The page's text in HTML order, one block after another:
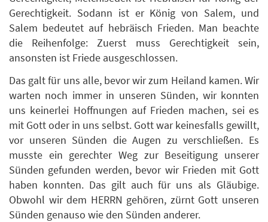
Gerechtigkeit. Sodann ist er König von Salem, und
Salem bedeutet auf hebräisch Frieden. Man beachte
die Reihenfolge: Zuerst muss Gerechtigkeit sein,
ansonsten ist Friede ausgeschlossen.
Das galt für uns alle, bevor wir zum Heiland kamen. Wir
warten noch immer in unseren Sünden, wir konnten
uns keinerlei Hoffnungen auf Frieden machen, sei es
mit Gott oder in uns selbst. Gott war keinesfalls gewillt,
vor unseren Sünden die Augen zu verschließen. Es
musste ein gerechter Weg zur Beseitigung unserer
Sünden gefunden werden, bevor wir Frieden mit Gott
haben konnten. Das gilt auch für uns als Gläubige.
Obwohl wir dem HERRN gehören, zürnt Gott unseren
Sünden genauso wie den Sünden anderer.